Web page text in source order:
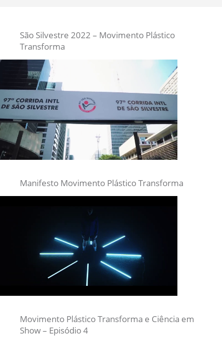
São Silvestre 2022 – Movimento Plástico
Transforma
Manifesto Movimento Plástico Transforma
Movimento Plástico Transforma e Ciência em
Show – Episódio 4